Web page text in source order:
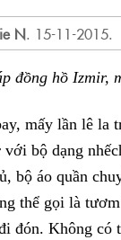
N. 15-11-2015.
đồng hồ Izmir,
mấy lần lê la
bộ dạng
bộ áo quần
thể gọi là
đón. Không có